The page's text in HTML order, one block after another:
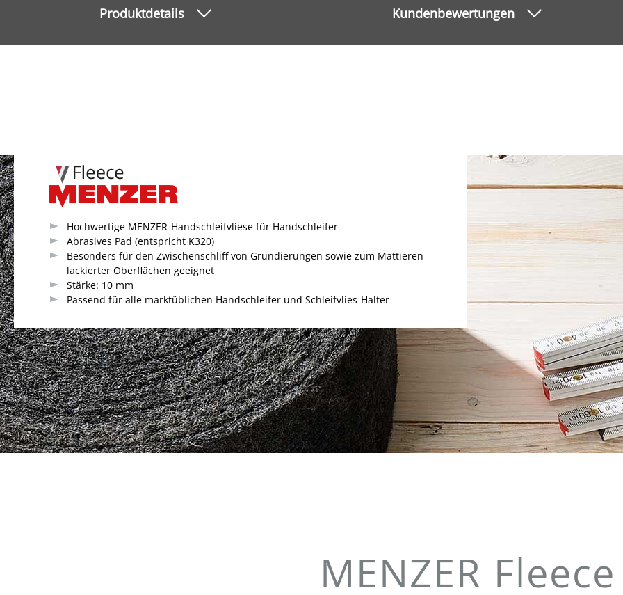
Produktdetails Kundenbewertungen
Hochwertige MENZER-Handschleifvliese für Handschleifer
Abrasives Pad (entspricht K320)
Besonders für den Zwischenschliff von Grundierungen sowie zum Mattieren
lackierter Oberflächen geeignet
Stärke: 10 mm
Passend für alle marktüblichen Handschleifer und Schleifvlies-Halter
MENZER Fleece